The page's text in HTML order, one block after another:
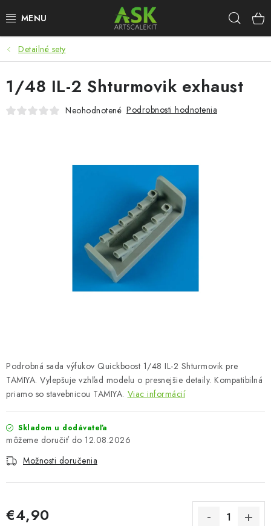
na
BLOG
SUMMER DAYS
WARHAMMER
VOUCHERS
PREDÁVANÉ ZNAČKY
O Nás Moja objednávka
FAQ
Detailné sety
Podrobná sada výfukov Quickboost 1/48 IL-2 Shturmovik pre
TAMIYA. Vylepšuje vzhľad modelu o presnejšie detaily. Kompatibilná
priamo so stavebnicou TAMIYA. Viac informácií
Skladom u dodávateľa
12.08.2026
Možnosti doručenia
€4,90
1/48 IL-2 Shturmovik exhaust
Neohodnotené Podrobnosti hodnotenia